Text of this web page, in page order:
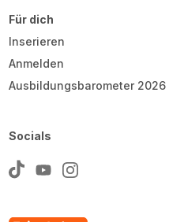
Für dich
Inserieren
Anmelden
Ausbildungsbarometer 2026
Socials